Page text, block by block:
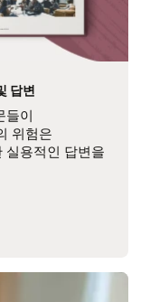
답변
들이
위험은
실용적인 답변을